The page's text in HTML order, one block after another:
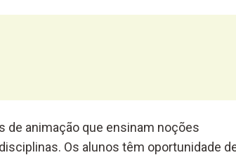
de animação que ensinam noções
Os alunos têm oportunidade